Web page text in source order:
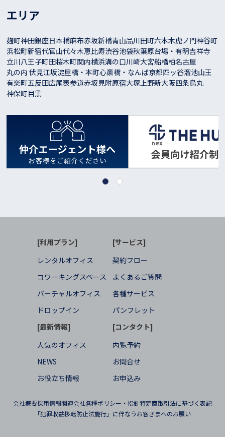
エリア
麹町神田銀座日本橋麻布赤坂新橋青山品川田町六本木虎ノ門神谷町
浜松町新宿代官山代々木恵比寿渋谷池袋秋葉原台場・有明吉祥寺
立川八王子町田桜木町関内横浜溝の口川崎大宮船橋柏名古屋
丸の内 伏見江坂淀屋橋・本町心斎橋・なんば京都四ッ谷溜池山王
有楽町五反田広尾表参道赤坂見附原宿大塚上野新大阪四条烏丸
神保町目黒
[利用プラン]
レンタルオフィス
コワーキングスペース
バーチャルオフィス
ドロップイン
[サービス]
契約フロー
よくあるご質問
各種サービス
パンフレット
[最新情報]
人気のオフィス
NEWS
お役立ち情報
[コンタクト]
内覧予約
お問合せ
お申込み
会社概要採用情報関連会社各種ポリシー・指針特定商取引法に基づく表記
「犯罪収益移転防止法施行」に伴なうお客さまへのお願い